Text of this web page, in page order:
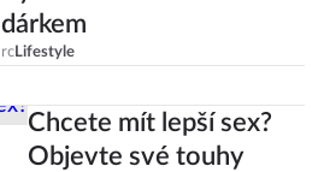
dárkem
rcLifestyle
Chcete mít lepší sex?
Objevte své touhy